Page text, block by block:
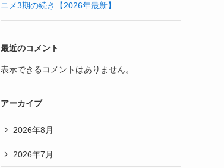
ニメ3期の続き【2026年最新】
最近のコメント
表示できるコメントはありません。
アーカイブ
2026年8月
2026年7月